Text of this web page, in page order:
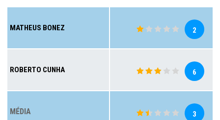
MATHEUS BONEZ 2
ROBERTO CUNHA 6
MÉDIA 3